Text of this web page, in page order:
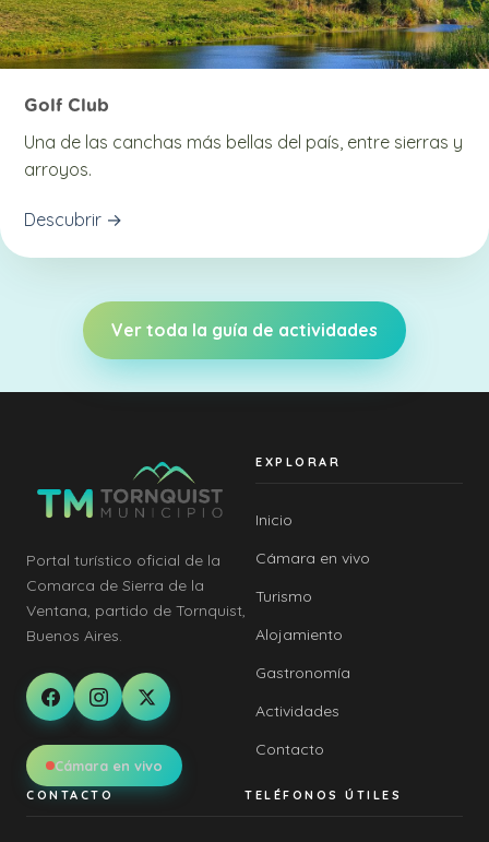
Golf Club
Una de las canchas más bellas del país, entre sierras y
arroyos.
Descubrir →
Ver toda la guía de actividades
Portal turístico oficial de la
Comarca de Sierra de la
Ventana, partido de Tornquist,
Buenos Aires.
Cámara en vivo
EXPLORAR
Inicio
Cámara en vivo
Turismo
Alojamiento
Gastronomía
Actividades
Contacto
CONTACTO TELÉFONOS ÚTILES